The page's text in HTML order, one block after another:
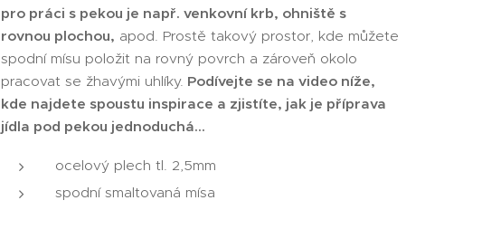
pro práci s pekou je např. venkovní krb, ohniště s
rovnou plochou, apod. Prostě takový prostor, kde můžete
spodní mísu položit na rovný povrch a zároveň okolo
pracovat se žhavými uhlíky. Podívejte se na video níže,
kde najdete spoustu inspirace a zjistíte, jak je příprava
jídla pod pekou jednoduchá...
ocelový plech tl. 2,5mm
spodní smaltovaná mísa